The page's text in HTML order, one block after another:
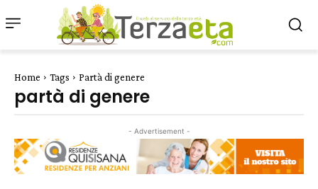
Home Tags Partà di genere
partà di genere
- Advertisement -